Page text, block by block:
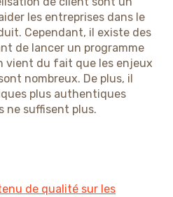
les entreprises dans le
Cependant, il existe des
de lancer un programme
vient du fait que les enjeux
nombreux. De plus, il
plus authentiques
ne suffisent plus.
de qualité sur les